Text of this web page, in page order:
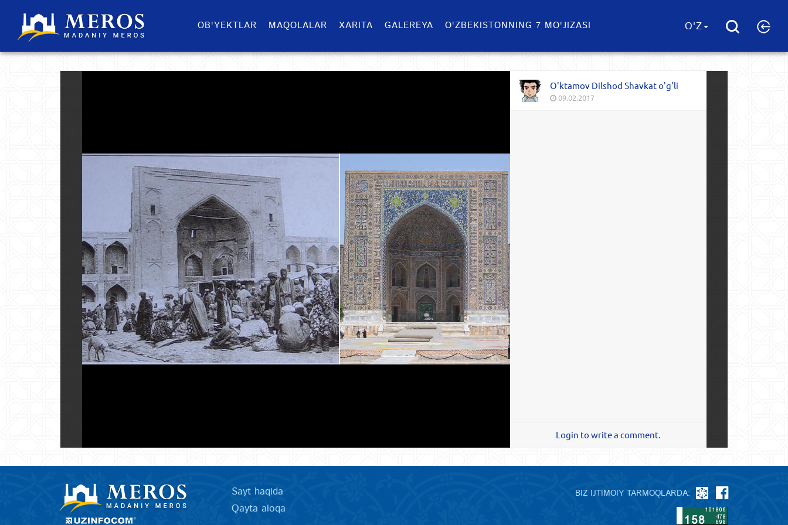
OB'YEKTLAR​ MAQOLALAR XARITA GALEREYA O'ZBEKISTONNING 7 MO'JIZASI O'Z
O'ktamov Dilshod Shavkat o'g'li
09.02.2017
Login to write a comment.
Sayt haqida
Qayta aloqa
BIZ IJTIMOIY TARMOQLARDA: